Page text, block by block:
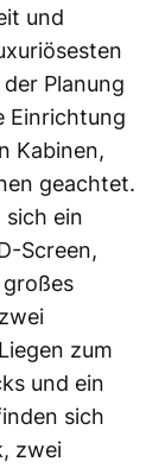
und
Planung
Einrichtung
Kabinen,
geachtet.
sich ein
Screen,
großes
zum
und ein
sich
zwei